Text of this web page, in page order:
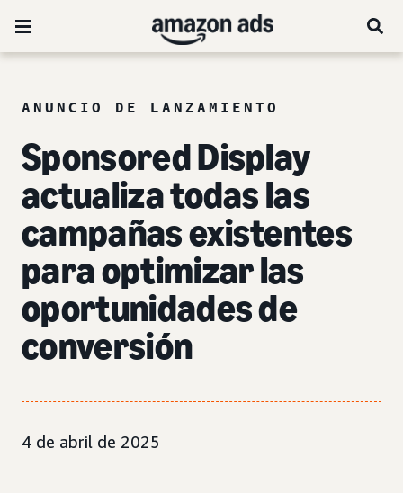
ANUNCIO DE LANZAMIENTO
Sponsored Display
actualiza todas las
campañas existentes
para optimizar las
oportunidades de
conversión
4 de abril de 2025